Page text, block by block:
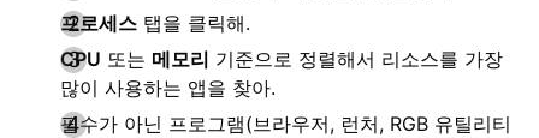
프로세스 탭을 클릭해.
CPU 또는 메모리 기준으로 정렬해서 리소스를 가장
많이 사용하는 앱을 찾아.
필수가 아닌 프로그램(브라우저, 런처, RGB 유틸리티